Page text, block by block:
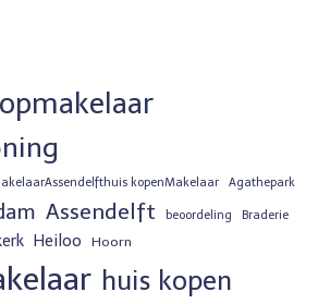
kopenMakelaar Agathepark
Assendelft beoordeling Braderie
Heiloo Hoorn
huis kopen